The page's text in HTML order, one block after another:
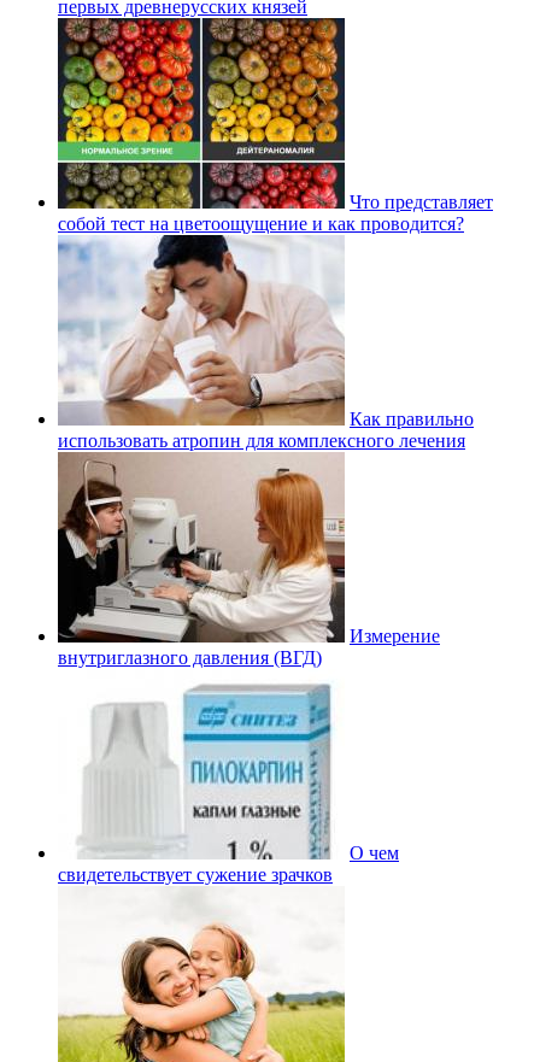
первых древнерусских князей
Что представляет
собой тест на цветоощущение и как проводится?
Как правильно
использовать атропин для комплексного лечения
Измерение
внутриглазного давления (ВГД)
О чем
свидетельствует сужение зрачков